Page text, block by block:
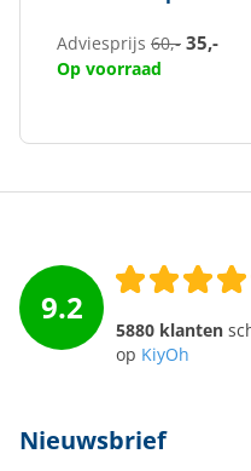
Adviesprijs 60,- 35,-
Op voorraad
9.2
5880 klanten
op KiyOh
Nieuwsbrief